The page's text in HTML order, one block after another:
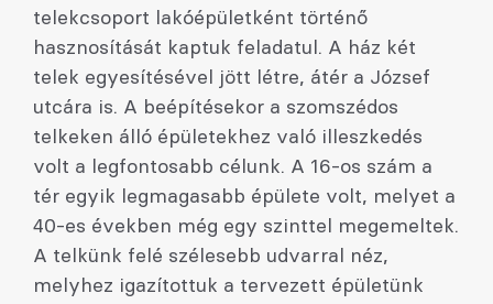
telekcsoport lakóépületként történő
hasznosítását kaptuk feladatul. A ház két
telek egyesítésével jött létre, átér a József
utcára is. A beépítésekor a szomszédos
telkeken álló épületekhez való illeszkedés
volt a legfontosabb célunk. A 16-os szám a
tér egyik legmagasabb épülete volt, melyet a
40-es években még egy szinttel megemeltek.
A telkünk felé szélesebb udvarral néz,
melyhez igazítottuk a tervezett épületünk